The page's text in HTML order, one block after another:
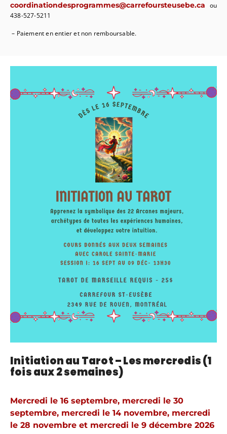
coordinationdesprogrammes@carrefoursteusebe.ca ou
438-527-5211
– Paiement en entier et non remboursable.
Initiation au Tarot – Les mercredis (1
fois aux 2 semaines)
Mercredi le 16 septembre, mercredi le 30
septembre, mercredi le 14 novembre, mercredi
le 28 novembre et mercredi le 9 décembre 2026